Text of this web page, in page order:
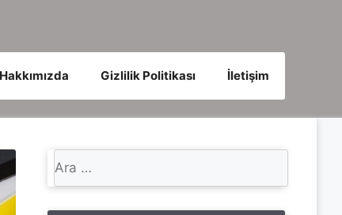
Hakkımızda Gizlilik Politikası İletişim
için